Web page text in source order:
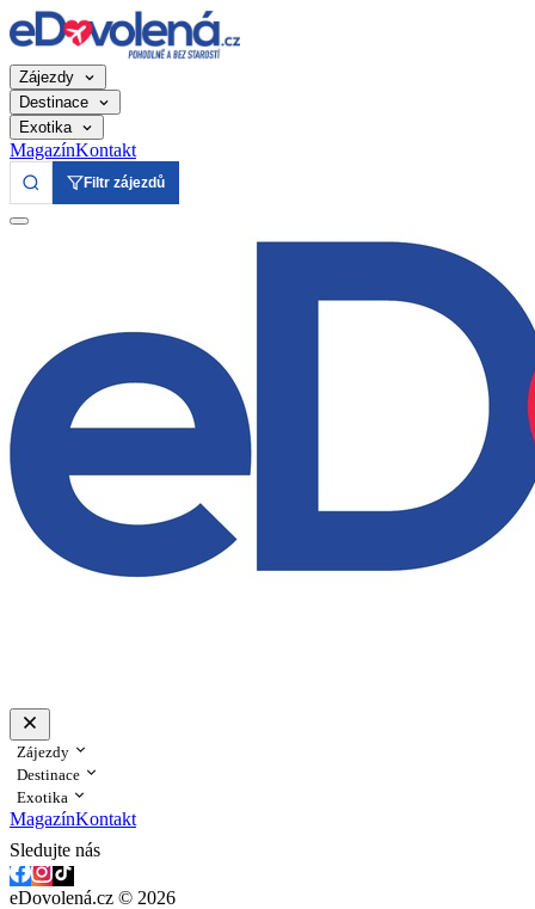
Zájezdy
Destinace
Exotika
MagazínKontakt
Filtr zájezdů
Zájezdy
Destinace
Exotika
MagazínKontakt
Sledujte nás
eDovolená.cz © 2026